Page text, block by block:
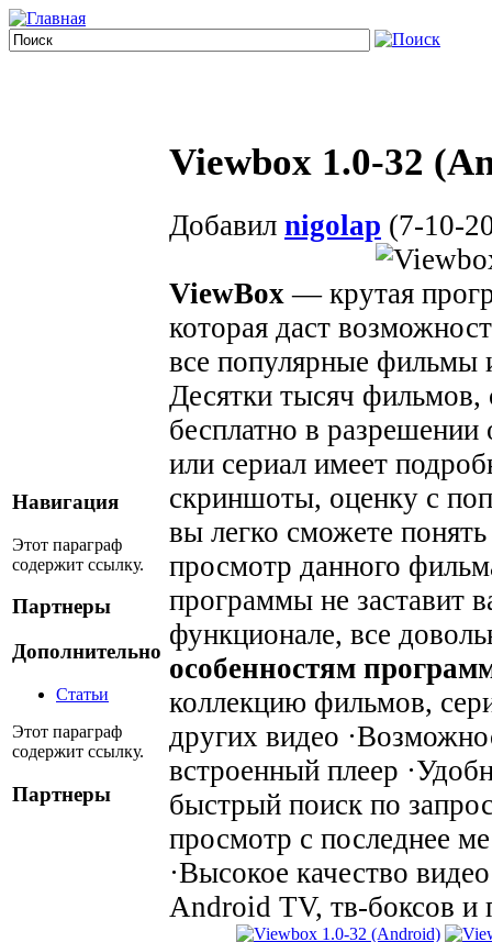
Навигация
Этот параграф
содержит ссылку.
Партнеры
Дополнительно
Статьи
Этот параграф
содержит ссылку.
Партнеры
Viewbox 1.0-32
Добавил nigolap (7-10-
ViewBox — крутая
которая даст
все популярные фильмы
Десятки тысяч
бесплатно в
или сериал имеет
скриншоты, оценку с
вы легко сможете
просмотр данного
программы не заставит
функционале, все
особенностям
коллекцию фильмов,
других видео
встроенный плеер
быстрый поиск по
просмотр с последнее
·Высокое качество
Android TV, тв-боксов и